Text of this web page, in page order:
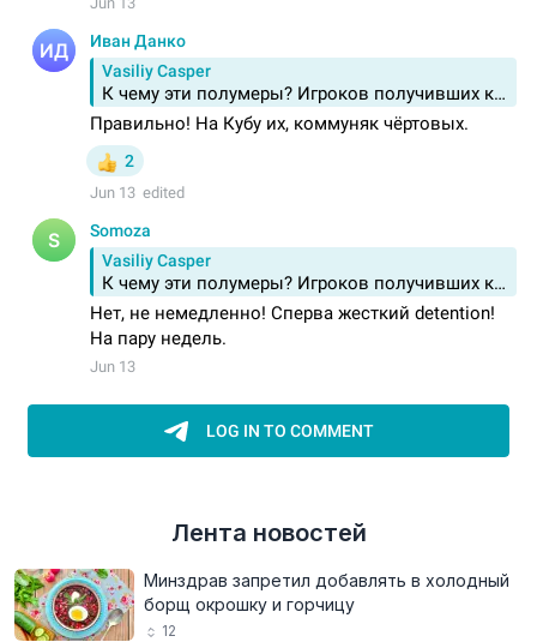
Лента новостей
Минздрав запретил добавлять в холодный
борщ окрошку и горчицу
12